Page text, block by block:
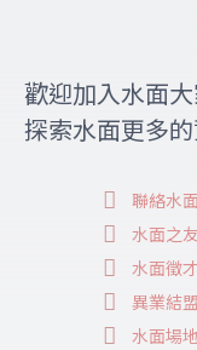
歡迎加入水面
探索水面更多
聯絡水
水面之友
水面徵才
異業結盟
水面場